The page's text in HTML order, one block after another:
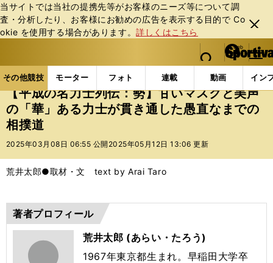
当サイトでは当社の提携先等がお客様のニーズ等について調
査・分析したり、お客様にお勧めの広告を表⽰する⽬的で Co
okie を使⽤する場合があります。詳しくはこちら
閉じ
る
web Sportiva (webスポルティーバ)
検索
マイペ
ー
ジ
メニュ
その他競技 モーター フォト 連載 動画 イン
ス
ポ
ル
テ
ー
バ
その他競技の記事一覧 その他競技 大相撲 【平
【平成の名力士列伝：勢】甘いマスクと美声
の「華」ある力士が貫き通した愚直なまでの
相撲道
2025年03月08日 06:55 公開 2025年05月12日 13:06 更新
荒井太郎●取材・文 text by Arai Taro
著者プロフィール
荒井太郎 (あらい・たろう)
1967年東京都生まれ。早稲田大学卒